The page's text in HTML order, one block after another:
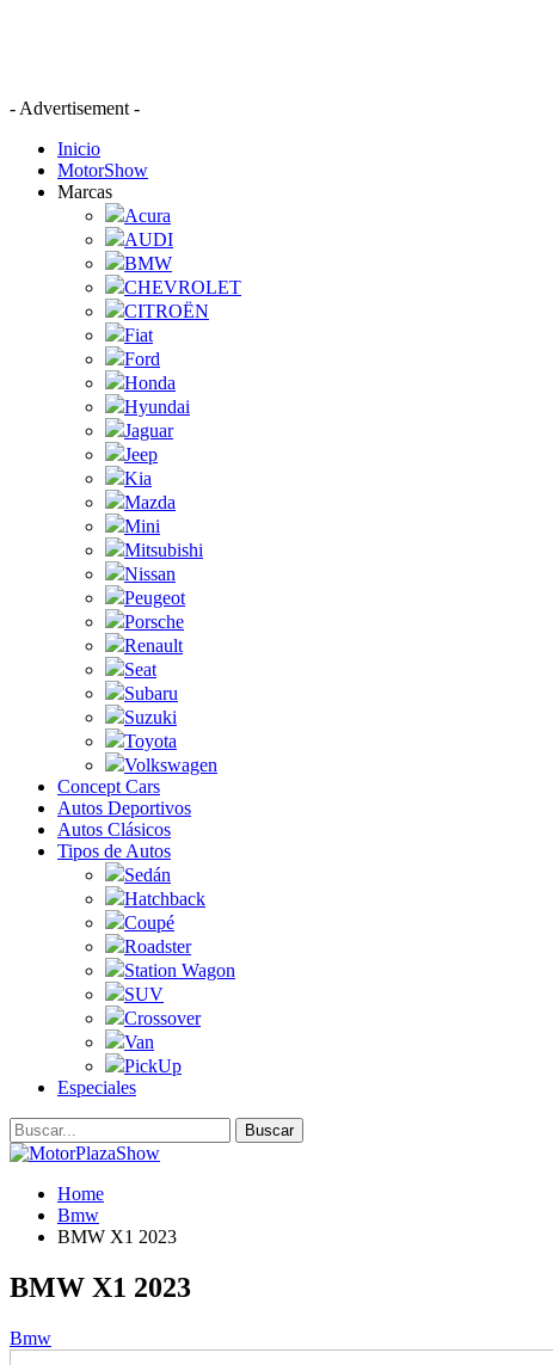
- Advertisement -
Inicio
MotorShow
Marcas
Acura
AUDI
BMW
CHEVROLET
CITROËN
Fiat
Ford
Honda
Hyundai
Jaguar
Jeep
Kia
Mazda
Mini
Mitsubishi
Nissan
Peugeot
Porsche
Renault
Seat
Subaru
Suzuki
Toyota
Volkswagen
Concept Cars
Autos Deportivos
Autos Clásicos
Tipos de Autos
Sedán
Hatchback
Coupé
Roadster
Station Wagon
SUV
Crossover
Van
PickUp
Especiales
Home
Bmw
BMW X1 2023
BMW X1 2023
Bmw